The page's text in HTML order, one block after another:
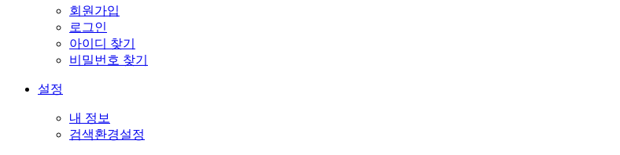
회원가입
로그인
아이디 찾기
비밀번호 찾기
설정
내 정보
검색환경설정